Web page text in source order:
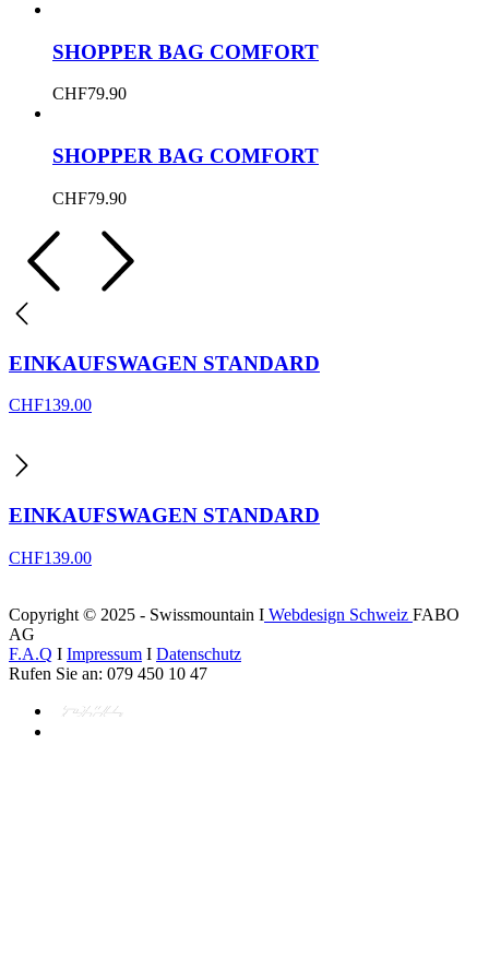
SHOPPER BAG COMFORT
CHF79.90
SHOPPER BAG COMFORT
CHF79.90
EINKAUFSWAGEN STANDARD
CHF139.00
EINKAUFSWAGEN STANDARD
CHF139.00
Copyright © 2025 - Swissmountain I Webdesign Schweiz FABO
AG
F.A.Q I Impressum I Datenschutz
Rufen Sie an: 079 450 10 47